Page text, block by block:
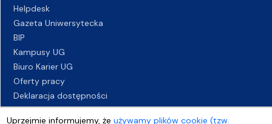
Uprzejmie informujemy, żeużywamy plików cookie (tzw.
Helpdesk
Gazeta Uniwersytecka
BIP
Kampusy UG
Biuro Karier UG
Oferty pracy
Deklaracja dostępności